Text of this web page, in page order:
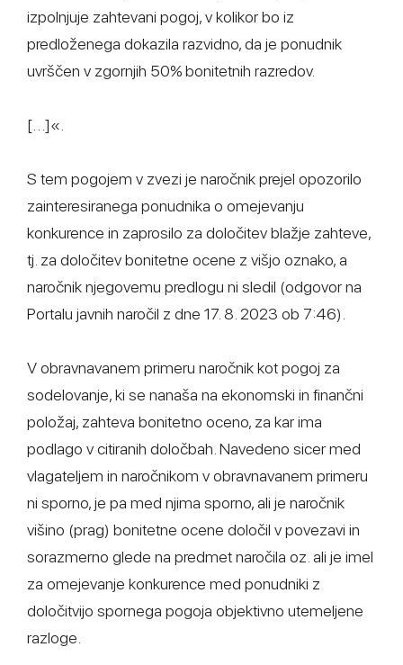
izpolnjuje zahtevani pogoj, v kolikor bo iz
predloženega dokazila razvidno, da je ponudnik
uvrščen v zgornjih 50% bonitetnih razredov.
[…]«.
S tem pogojem v zvezi je naročnik prejel opozorilo
zainteresiranega ponudnika o omejevanju
konkurence in zaprosilo za določitev blažje zahteve,
tj. za določitev bonitetne ocene z višjo oznako, a
naročnik njegovemu predlogu ni sledil (odgovor na
Portalu javnih naročil z dne 17. 8. 2023 ob 7:46).
V obravnavanem primeru naročnik kot pogoj za
sodelovanje, ki se nanaša na ekonomski in finančni
položaj, zahteva bonitetno oceno, za kar ima
podlago v citiranih določbah. Navedeno sicer med
vlagateljem in naročnikom v obravnavanem primeru
ni sporno, je pa med njima sporno, ali je naročnik
višino (prag) bonitetne ocene določil v povezavi in
sorazmerno glede na predmet naročila oz. ali je imel
za omejevanje konkurence med ponudniki z
določitvijo spornega pogoja objektivno utemeljene
razloge.